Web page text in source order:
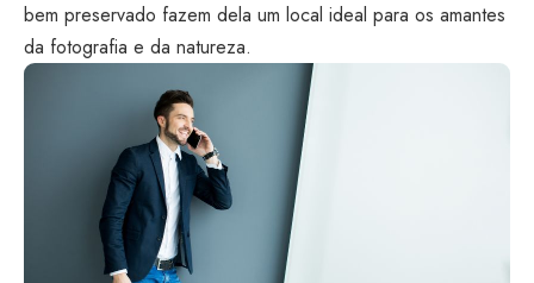
bem preservado fazem dela um local ideal para os amantes
da fotografia e da natureza.